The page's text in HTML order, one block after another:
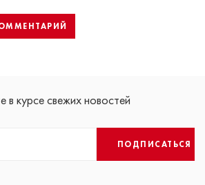
в курсе свежих новостей
ПОДПИСАТЬСЯ